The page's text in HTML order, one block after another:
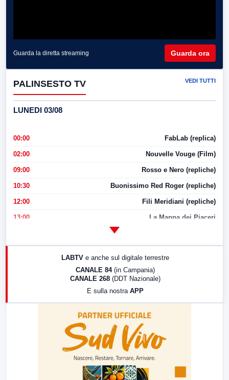
Guarda la diretta streaming Guarda ora
PALINSESTO TV VEDI TUTTI
LUNEDI 03/08
00:00 FabLab (replica)
02:00 Nouvelle Vouge (Film)
09:00 Rosso e Nero (repliche)
10:30 Buonissimo Red Roger (repliche)
12:00 Fili Meridiani (repliche)
13:00 La Mappa dei Piaceri
17:00 LabNews (replica)
LABTV e anche sul digitale terrestre
CANALE 84 (in Campania)
CANALE 268 (DDT Nazionale)
E sulla nostra APP